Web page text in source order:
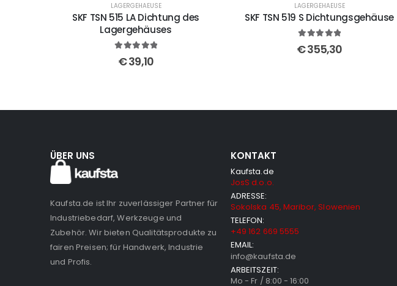
LAGERGEHAEUSE
SKF TSN 515 LA Dichtung des
Lagergehäuses
out of 5
€39,10
LAGERGEHAEUSE
SKF TSN 519 S Dichtungsgehäuse
out of 5
€355,30
ÜBER UNS
Kaufsta.de ist Ihr zuverlässiger Partner für
Industriebedarf, Werkzeuge und
Zubehör. Wir bieten Qualitätsprodukte zu
fairen Preisen; für Handwerk, Industrie
und Profis.
KONTAKT
Kaufsta.de
JosS d.o.o.
ADRESSE:
Sokolska 45, Maribor, Slowenien
TELEFON:
+49 162 669 5555
EMAIL:
info@kaufsta.de
ARBEITSZEIT:
Mo - Fr / 8:00 - 16:00